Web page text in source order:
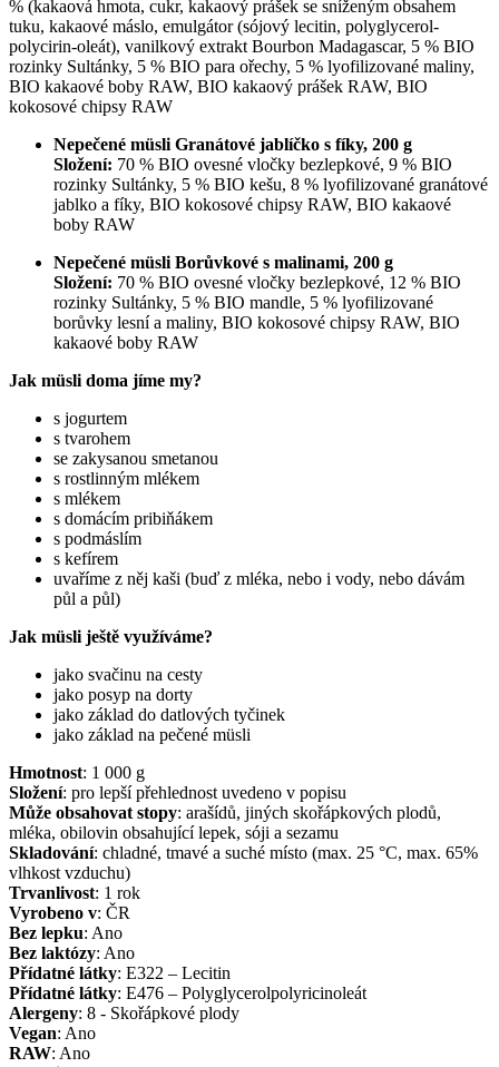
% (kakaová hmota, cukr, kakaový prášek se sníženým obsahem
tuku, kakaové máslo, emulgátor (sójový lecitin, polyglycerol-
polycirin-oleát), vanilkový extrakt Bourbon Madagascar, 5 % BIO
rozinky Sultánky, 5 % BIO para ořechy, 5 % lyofilizované maliny,
BIO kakaové boby RAW, BIO kakaový prášek RAW, BIO
kokosové chipsy RAW
Nepečené müsli Granátové jablíčko s fíky, 200 g
Složení: 70 % BIO ovesné vločky bezlepkové, 9 % BIO
rozinky Sultánky, 5 % BIO kešu, 8 % lyofilizované granátové
jablko a fíky, BIO kokosové chipsy RAW, BIO kakaové
boby RAW
Nepečené müsli Borůvkové s malinami, 200 g
Složení: 70 % BIO ovesné vločky bezlepkové, 12 % BIO
rozinky Sultánky, 5 % BIO mandle, 5 % lyofilizované
borůvky lesní a maliny, BIO kokosové chipsy RAW, BIO
kakaové boby RAW
Jak müsli doma jíme my?
s jogurtem
s tvarohem
se zakysanou smetanou
s rostlinným mlékem
s mlékem
s domácím pribiňákem
s podmáslím
s kefírem
uvaříme z něj kaši (buď z mléka, nebo i vody, nebo dávám
půl a půl)
Jak müsli ještě využíváme?
jako svačinu na cesty
jako posyp na dorty
jako základ do datlových tyčinek
jako základ na pečené müsli
Hmotnost: 1 000 g
Složení: pro lepší přehlednost uvedeno v popisu
Může obsahovat stopy: arašídů, jiných skořápkových plodů,
mléka, obilovin obsahující lepek, sóji a sezamu
Skladování: chladné, tmavé a suché místo (max. 25 °C, max. 65%
vlhkost vzduchu)
Trvanlivost: 1 rok
Vyrobeno v: ČR
Bez lepku: Ano
Bez laktózy: Ano
Přídatné látky: E322 – Lecitin
Přídatné látky: E476 – Polyglycerolpolyricinoleát
Alergeny: 8 - Skořápkové plody
Vegan: Ano
RAW: Ano